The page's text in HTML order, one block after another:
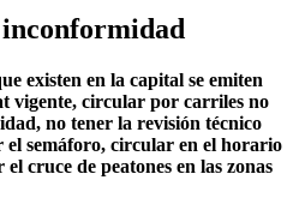
existen en la capital se emiten
vigente, circular por carriles no
no tener la revisión técnico
el semáforo, circular en el horario
cruce de peatones en las zonas